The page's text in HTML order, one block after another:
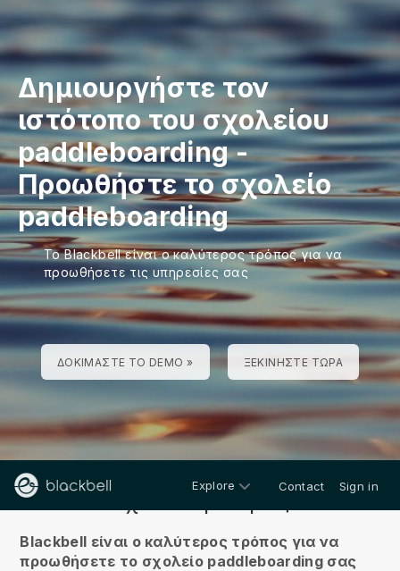
Δημιουργήστε τον
ιστότοπο του σχολείου
paddleboarding-
Προωθήστε το σχολείο
paddleboarding
Το Blackbell είναι ο καλύτερος τρόπος για να
προωθήσετε τις υπηρεσίες σας
ΔΟΚΙΜΆΣΤΕ ΤΟ DEMO » ΞΕΚΙΝΉΣΤΕ ΤΏΡΑ
Explore Contact Sign in
Blackbell είναι ο καλύτερος τρόπος για να
προωθήσετε το σχολείο paddleboarding σας